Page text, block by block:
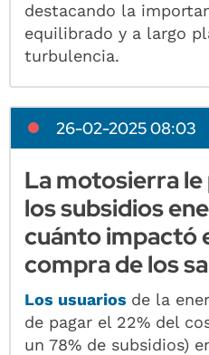
destacando la
equilibrado y a largo
turbulencia.
26-02-2025 08:03
La motosierra
los subsidios
cuánto impactó
compra de los
Los usuarios de la
de pagar el 22% del
un 78% de subsidios)